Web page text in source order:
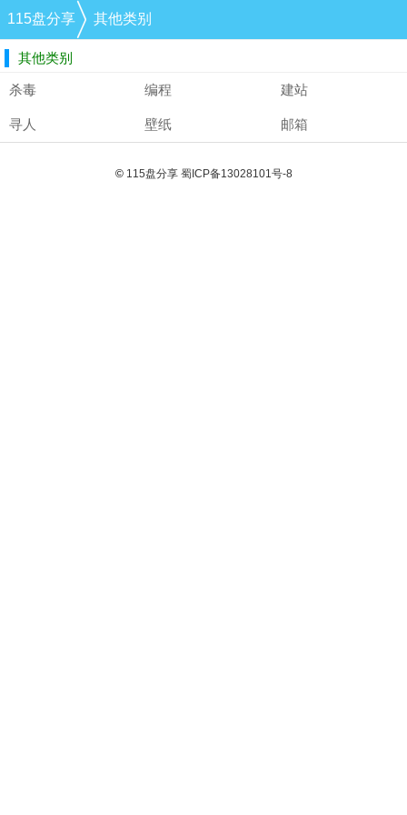
115盘分享 其他类别
其他类别
杀毒 编程 建站
寻人 壁纸 邮箱
© 115盘分享 蜀ICP备13028101号-8